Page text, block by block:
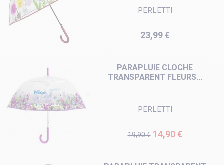
PERLETTI
Prix
23,99 €
PARAPLUIE CLOCHE
TRANSPARENT FLEURS...
PERLETTI
Prix de base
19,90 € Prix
14,90 €